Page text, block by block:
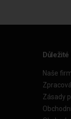
Naše
Zásady